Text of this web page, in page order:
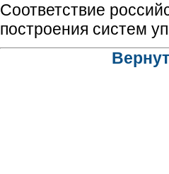
Соответствие
построения систем